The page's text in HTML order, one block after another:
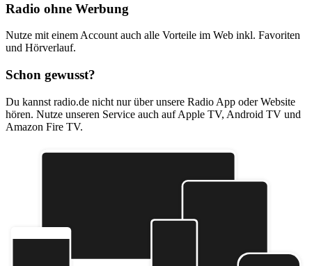
Radio ohne Werbung
Nutze mit einem Account auch alle Vorteile im Web inkl. Favoriten
und Hörverlauf.
Schon gewusst?
Du kannst radio.de nicht nur über unsere Radio App oder Website
hören. Nutze unseren Service auch auf Apple TV, Android TV und
Amazon Fire TV.